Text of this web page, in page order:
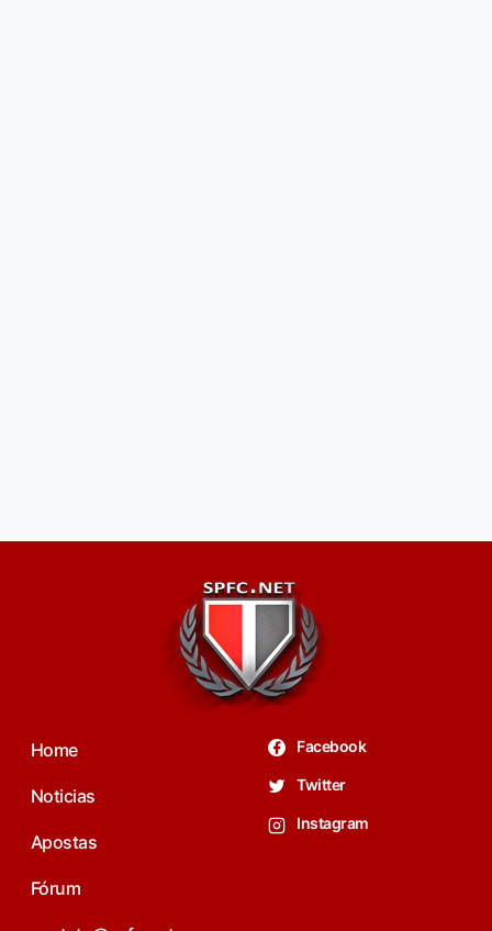
Home
Noticias
Apostas
Fórum
Facebook
Twitter
Instagram